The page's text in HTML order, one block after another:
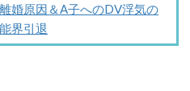
婚原因＆A子へのDV浮気の
界引退